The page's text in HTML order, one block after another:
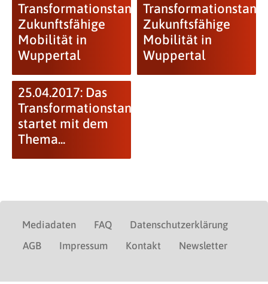
Transformationstandem:
Zukunftsfähige
Mobilität in
Wuppertal
Zukunftsfähige
Mobilität in
Wuppertal
25.04.2017: Das
Transformationstandem
startet mit dem
Thema...
Mediadaten FAQ
Datenschutzerklärung
AGB
Impressum Kontakt Newsletter